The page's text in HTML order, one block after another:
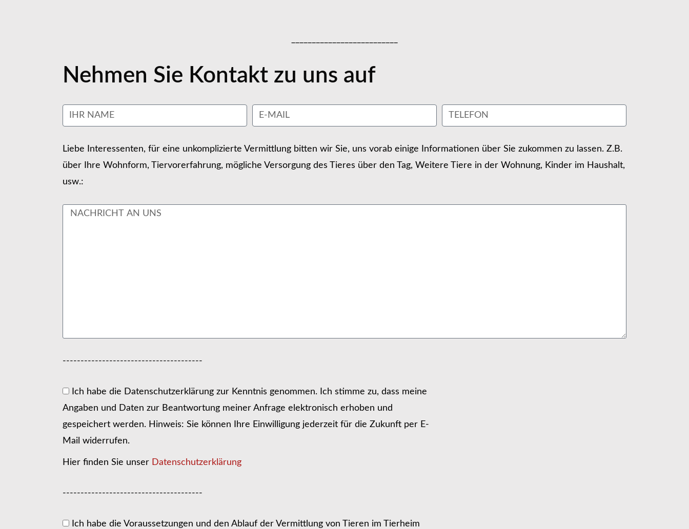
Nehmen Sie Kontakt zu uns auf
Liebe Interessenten, für eine unkomplizierte Vermittlung bitten wir Sie, uns vorab einige Informationen über Sie zukommen zu lassen. Z.B.
über Ihre Wohnform, Tiervorerfahrung, mögliche Versorgung des Tieres über den Tag, Weitere Tiere in der Wohnung, Kinder im Haushalt,
usw.:
---------------------------------------
Ich habe die Datenschutzerklärung zur Kenntnis genommen. Ich stimme zu, dass meine
Angaben und Daten zur Beantwortung meiner Anfrage elektronisch erhoben und
gespeichert werden. Hinweis: Sie können Ihre Einwilligung jederzeit für die Zukunft per E-
Mail widerrufen.
Hier finden Sie unser Datenschutzerklärung
---------------------------------------
Ich habe die Voraussetzungen und den Ablauf der Vermittlung von Tieren im Tierheim